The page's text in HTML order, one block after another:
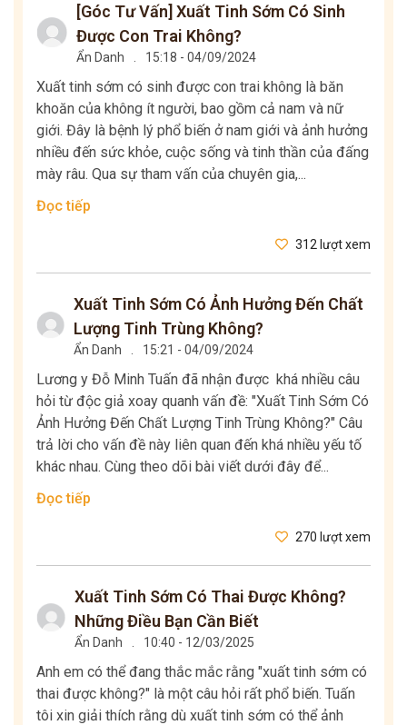
[Góc Tư Vấn] Xuất Tinh Sớm Có Sinh
Được Con Trai Không?
Ẩn Danh 15:18 - 04/09/2024
Xuất tinh sớm có sinh được con trai không là băn
khoăn của không ít người, bao gồm cả nam và nữ
giới. Đây là bệnh lý phổ biến ở nam giới và ảnh hưởng
nhiều đến sức khỏe, cuộc sống và tinh thần của đấng
mày râu. Qua sự tham vấn của chuyên gia,...
Đọc tiếp
312 lượt xem
Xuất Tinh Sớm Có Ảnh Hưởng Đến Chất
Lượng Tinh Trùng Không?
Ẩn Danh 15:21 - 04/09/2024
Lương y Đỗ Minh Tuấn đã nhận được khá nhiều câu
hỏi từ độc giả xoay quanh vấn đề: "Xuất Tinh Sớm Có
Ảnh Hưởng Đến Chất Lượng Tinh Trùng Không?" Câu
trả lời cho vấn đề này liên quan đến khá nhiều yếu tố
khác nhau. Cùng theo dõi bài viết dưới đây để...
Đọc tiếp
270 lượt xem
Xuất Tinh Sớm Có Thai Được Không?
Những Điều Bạn Cần Biết
Ẩn Danh 10:40 - 12/03/2025
Anh em có thể đang thắc mắc rằng "xuất tinh sớm có
thai được không?" là một câu hỏi rất phổ biến. Tuấn
tôi xin giải thích rằng dù xuất tinh sớm có thể ảnh